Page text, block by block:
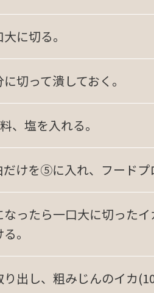
に切る。
切って潰しておく。
、塩を入れる。
けを⑤に入れ、フードプ
ったら一口大に切った
。
出し、粗みじんのイカ